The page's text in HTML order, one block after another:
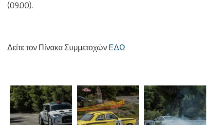
(09.00).
Δείτε τον Πίνακα Συμμετοχών ΕΔΩ